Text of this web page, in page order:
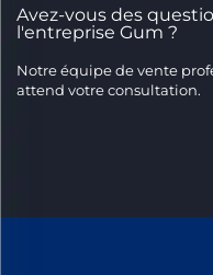
Avez-vous des
l'entreprise Gum ?
Notre équipe de vente
attend votre consultation.